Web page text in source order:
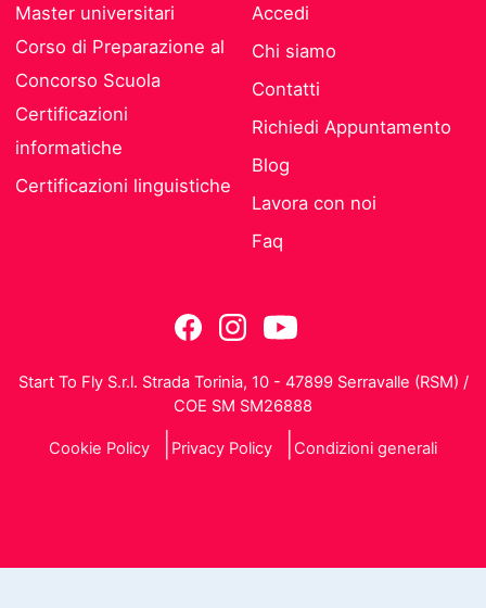
Master universitari
Corso di Preparazione al
Concorso Scuola
Certificazioni
informatiche
Certificazioni linguistiche
Accedi
Chi siamo
Contatti
Richiedi Appuntamento
Blog
Lavora con noi
Faq
Start To Fly S.r.l. Strada Torinia, 10 - 47899 Serravalle (RSM) /
COE SM SM26888
Cookie Policy Privacy Policy Condizioni generali